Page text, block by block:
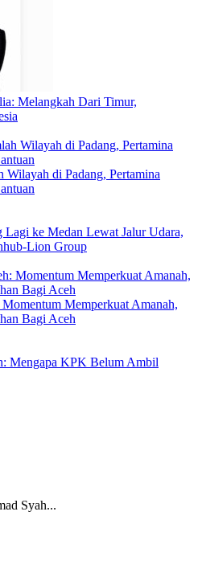
Melangkah Dari Timur,
Wilayah di Padang, Pertamina
Lagi ke Medan Lewat Jalur Udara,
Lion Group
Memperkuat Amanah,
Bagi Aceh
Mengapa KPK Belum Ambil
Syah...